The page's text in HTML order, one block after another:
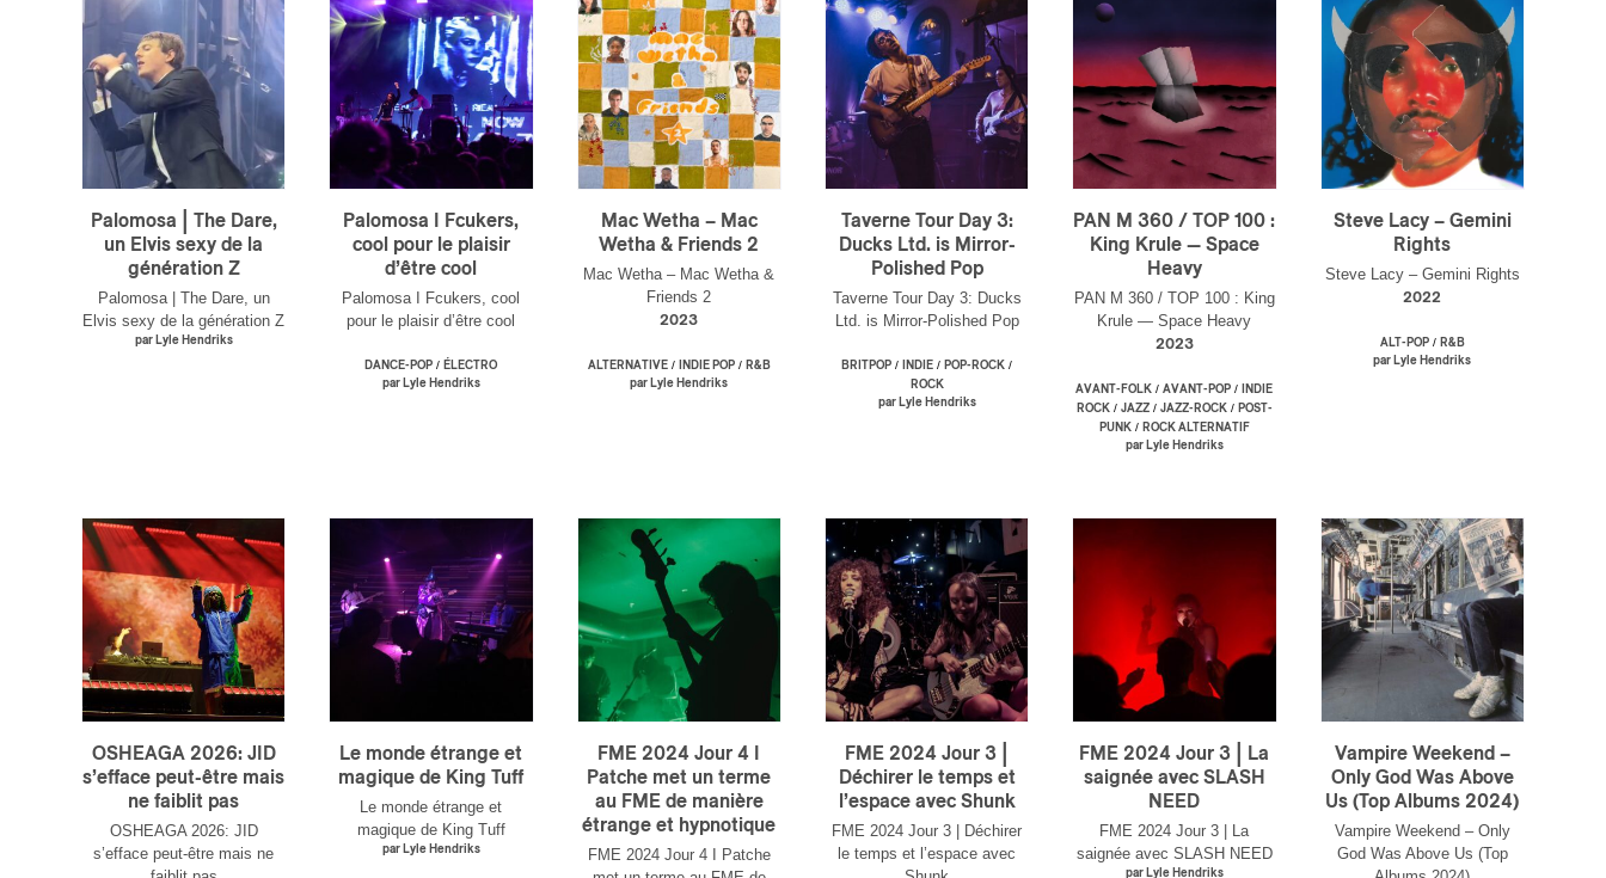
Palomosa | The Dare,
un Elvis sexy de la
génération Z
Palomosa | The Dare, un
Elvis sexy de la génération Z
par Lyle Hendriks
Palomosa I Fcukers,
cool pour le plaisir
d’être cool
Palomosa I Fcukers, cool
pour le plaisir d’être cool
DANCE-POP / ÉLECTRO
par Lyle Hendriks
Mac Wetha – Mac
Wetha & Friends 2
Mac Wetha – Mac Wetha &
Friends 2
2023
ALTERNATIVE/ INDIE POP/ R&B
par Lyle Hendriks
Taverne Tour Day 3:
Ducks Ltd. is Mirror-
Polished Pop
Taverne Tour Day 3: Ducks
Ltd. is Mirror-Polished Pop
BRITPOP / INDIE / POP-ROCK /
ROCK
par Lyle Hendriks
PAN M 360 / TOP 100 :
King Krule — Space
Heavy
PAN M 360 / TOP 100 : King
Krule — Space Heavy
2023
AVANT-FOLK /AVANT-POP /
INDIE
ROCK/ JAZZ/ JAZZ-ROCK/ POST-
PUNK/ ROCK ALTERNATIF
par Lyle Hendriks
Steve Lacy – Gemini
Rights
Steve Lacy – Gemini Rights
2022
ALT-POP/ R&B
par Lyle Hendriks
OSHEAGA 2026: JID
s’efface peut-être mais
ne faiblit pas
OSHEAGA 2026: JID
s’efface peut-être mais ne
Le monde étrange et
magique de King Tuff
Le monde étrange et
magique de King Tuff
par Lyle Hendriks
FME 2024 Jour 4 I
Patche met un terme
au FME de manière
étrange et hypnotique
FME 2024 Jour 4 I Patche
FME 2024 Jour 3 |
Déchirer le temps et
l’espace avec Shunk
FME 2024 Jour 3 | Déchirer
le temps et l’espace avec
FME 2024 Jour 3 | La
saignée avec SLASH
NEED
FME 2024 Jour 3 | La
saignée avec SLASH NEED
par Lyle Hendriks
Vampire Weekend –
Only God Was Above
Us (Top Albums 2024)
Vampire Weekend – Only
God Was Above Us (Top